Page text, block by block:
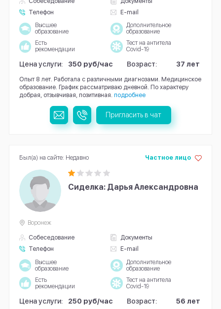
Телефон
E-mail
Высшее
образование
Дополнительное
образование
Есть
рекомендации
Тест на антитела
Covid-19
Цена услуги: 350 руб/час Возраст: 37 лет
Опыт 8 лет. Работала с различными диагнозами. Медицинское
образование. График рассматриваю дневной. По характеру
добрая, отзывчивая, позитивная. подробнее
Пригласить в чат
Сиделка: Дарья Александровна
Собеседование
Документы
Телефон
E-mail
Частное лицо
Воронеж
Высшее
образование
Дополнительное
образование
Есть
рекомендации
Тест на антитела
Covid-19
Цена услуги: 250 руб/час Возраст: 56 лет
Был(а) на сайте: Недавно